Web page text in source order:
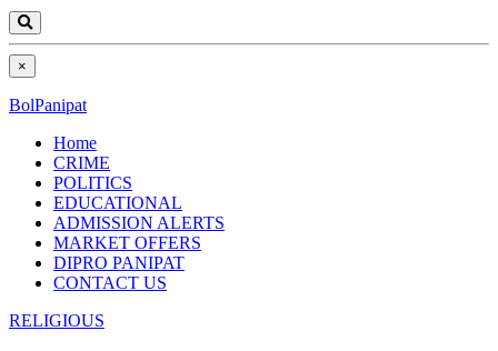
×
BolPanipat
Home
CRIME
POLITICS
EDUCATIONAL
ADMISSION ALERTS
MARKET OFFERS
DIPRO PANIPAT
CONTACT US
RELIGIOUS